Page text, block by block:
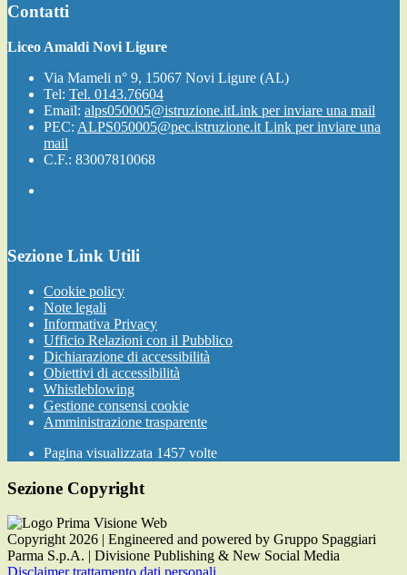
Contatti
Liceo Amaldi Novi Ligure
Via Mameli n° 9, 15067 Novi Ligure (AL)
Tel: Tel. 0143.76604
Email: alps050005@istruzione.itLink per inviare una mail
PEC: ALPS050005@pec.istruzione.it Link per inviare una
mail
C.F.: 83007810068
Sezione Link Utili
Cookie policy
Note legali
Informativa Privacy
Ufficio Relazioni con il Pubblico
Dichiarazione di accessibilità
Obiettivi di accessibilità
Whistleblowing
Gestione consensi cookie
Amministrazione trasparente
Pagina visualizzata 1457 volte
Sezione Copyright
Copyright 2026 | Engineered and powered by Gruppo Spaggiari
Parma S.p.A. | Divisione Publishing & New Social Media